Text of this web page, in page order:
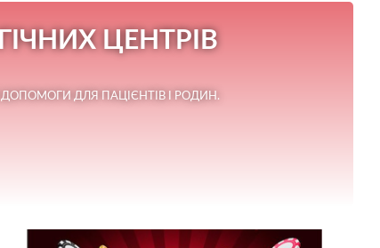
ЦЕНТРІВ
ДЛЯ ПАЦІЄНТІВ І РОДИН.